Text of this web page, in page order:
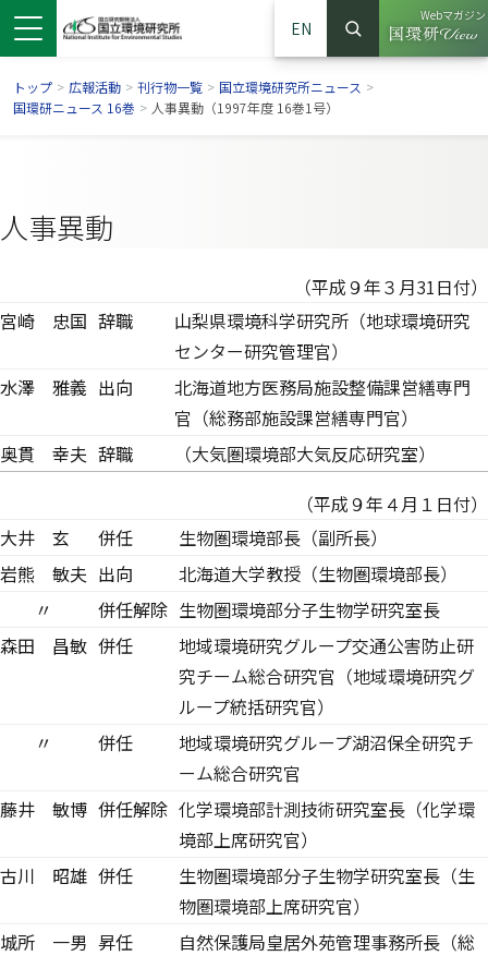
ウで開きます）
ンドウで開きます）
ウインドウで開きます）
EN
サイト内検索
検索
Webマガジン
（別ウイ
トップ > 広報活動 > 刊行物一覧 > 国立環境研究所ニュース >
国環研ニュース 16巻 > 人事異動（1997年度 16巻1号）
人事異動
（平成９年３月31日付）
宮崎 忠国 辞職
山梨県環境科学研究所（地球環境研究
センター研究管理官）
水澤 雅義 出向
北海道地方医務局施設整備課営繕専門
官（総務部施設課営繕専門官）
奥貫 幸夫 辞職
（大気圏環境部大気反応研究室）
（平成９年４月１日付）
大井 玄
併任
生物圏環境部長（副所長）
岩熊 敏夫 出向
北海道大学教授（生物圏環境部長）
〃
併任解除 生物圏環境部分子生物学研究室長
森田 昌敏 併任
地域環境研究グループ交通公害防止研
究チーム総合研究官（地域環境研究グ
ループ統括研究官）
〃
併任
地域環境研究グループ湖沼保全研究チ
ーム総合研究官
藤井 敏博 併任解除 化学環境部計測技術研究室長（化学環
境部上席研究官）
古川 昭雄 併任
生物圏環境部分子生物学研究室長（生
物圏環境部上席研究官）
城所 一男 昇任
自然保護局皇居外苑管理事務所長（総